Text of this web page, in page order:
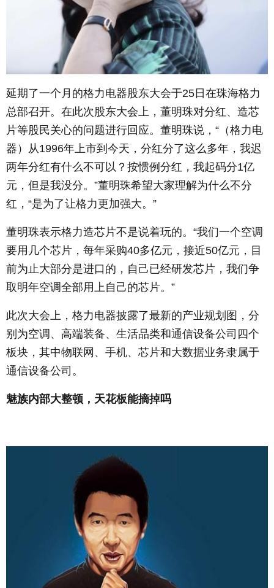
延期了一个月的格力电器股东大会于25日在珠海格力
总部召开。在此次股东大会上，董明珠对分红、造芯
片等股民关心的问题进行回应。董明珠说，“（格力电
器）从1996年上市到今天，分红分了这么多年，我迟
两年分红有什么不可以？按惯例分红，我起码分1亿
元，但是我没分。”董明珠希望大家理解为什么不分
红，“是为了让格力更加强大。”
董明珠表示格力造芯片不是说着玩的。“我们一个空调
要用几个芯片，每年采购40多亿元，接近50亿元，目
前为止大部分是进口的，自己已经研发芯片，我们争
取明年空调全部用上自己的芯片。”
此次大会上，格力电器披露了最新的产业规划图，分
别为空调、高端装备、生活品类和通信设备公司四个
板块，其中物联网、手机、芯片和大数据业务隶属于
通信设备公司。
魅族内部大整顿，天花板能摘掉吗